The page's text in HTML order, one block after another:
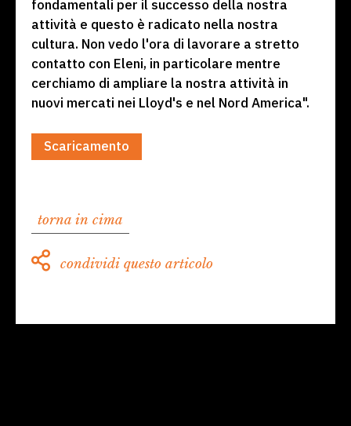
fondamentali per il successo della nostra
attività e questo è radicato nella nostra
cultura. Non vedo l'ora di lavorare a stretto
contatto con Eleni, in particolare mentre
cerchiamo di ampliare la nostra attività in
nuovi mercati nei Lloyd's e nel Nord America".
Scaricamento
torna in cima
condividi questo articolo